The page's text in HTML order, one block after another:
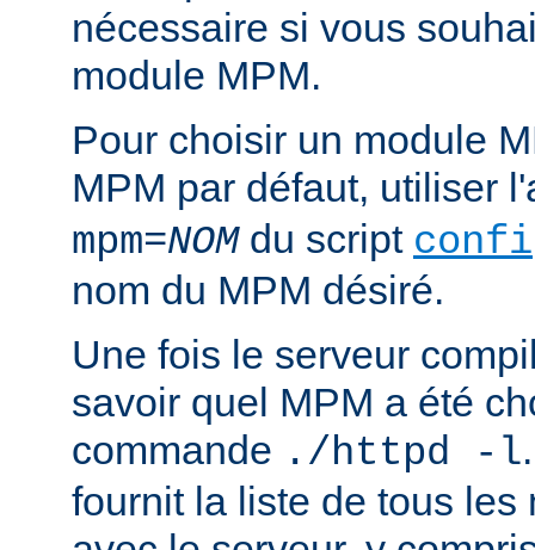
nécessaire si vous
module MPM.
Pour choisir un module
MPM par défaut, utiliser
mpm=NOMdu script
nom du MPM désiré.
Une fois le serveur
savoir quel MPM a été
commande ./httpd -l
fournit la liste de tous les